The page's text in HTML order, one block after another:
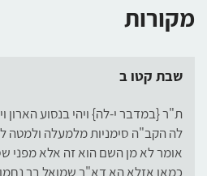
מקורות
שבת קטו ב
ת"ר {במדבר י-לה} ויהי בנסוע
לה הקב"ה סימניות מלמעלה ולמטה
אומר לא מן השם הוא זה אלא מפני
כמאן אזלא הא דא"ר שמואל בר